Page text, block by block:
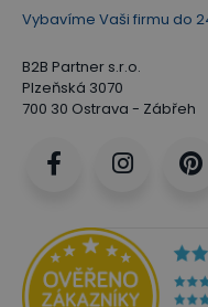
Vybavíme Vaši firmu do
B2B Partner s.r.o.
Plzeňská 3070
700 30 Ostrava - Zábřeh